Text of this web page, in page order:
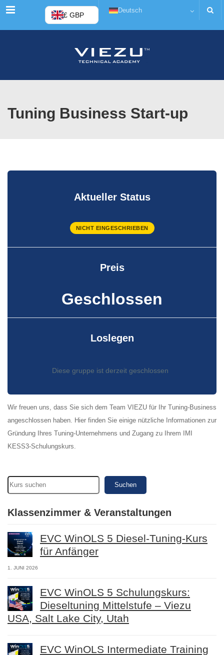
Menü £ GBP
Deutsch
Tuning Business Start-up
Aktueller Status
NICHT EINGESCHRIEBEN
Preis
Geschlossen
Loslegen
Diese gruppe ist derzeit geschlossen
Wir freuen uns, dass Sie sich dem Team VIEZU für Ihr Tuning-Business
angeschlossen haben. Hier finden Sie einige nützliche Informationen zur
Gründung Ihres Tuning-Unternehmens und Zugang zu Ihrem IMI
KESS3-Schulungskurs.
Suchen
Klassenzimmer & Veranstaltungen
EVC WinOLS 5 Diesel-Tuning-Kurs
für Anfänger
1. JUNI 2026
EVC WinOLS 5 Schulungskurs:
Dieseltuning Mittelstufe – Viezu
USA, Salt Lake City, Utah
EVC WinOLS Intermediate Training